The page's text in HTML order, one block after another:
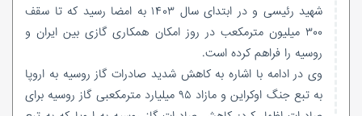
شهید رئیسی و در ابتدای سال ۱۴۰۳ به امضا رسید که تا سقف
۳۰۰ میلیون مترمکعب در روز امکان همکاری گازی بین ایران و
روسیه را فراهم کرده است.
وی در ادامه با اشاره به کاهش شدید صادرات گاز روسیه به اروپا
به تبع جنگ اوکراین و مازاد ۹۵ میلیارد مترمکعبی گاز روسیه برای